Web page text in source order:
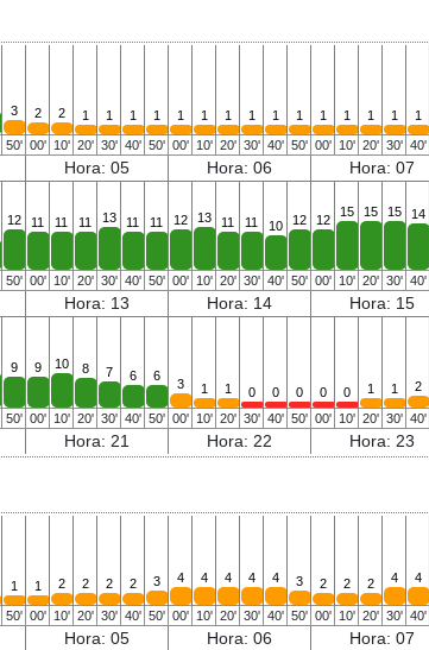
3 2 2 1 1 1 1 1 1 1 1 1 1 1 1 1 1 1
50' 00' 10' 20' 30' 40' 50' 00' 10' 20' 30' 40' 50' 00' 10' 20' 30' 40'
Hora: 05 Hora: 06 Hora: 07
12 11 11 11 13 11 11 12 13 11 11 10 12 12
15 15 15 14
50' 00' 10' 20' 30' 40' 50' 00' 10' 20' 30' 40' 50' 00' 10' 20' 30' 40'
Hora: 13 Hora: 14 Hora: 15
9 9 10 8 7 6 6
3 1 1 0 0 0 0 0 1 1 2
50' 00' 10' 20' 30' 40' 50' 00' 10' 20' 30' 40' 50' 00' 10' 20' 30' 40'
Hora: 21 Hora: 22 Hora: 23
1 1 2 2 2 2 3 4 4 4 4 4 3 2 2 2 4 4
50' 00' 10' 20' 30' 40' 50' 00' 10' 20' 30' 40' 50' 00' 10' 20' 30' 40'
Hora: 05 Hora: 06 Hora: 07